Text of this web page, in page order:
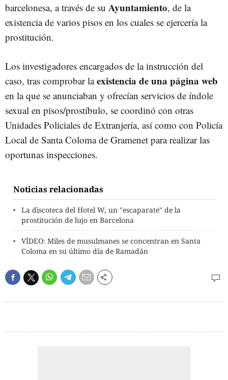
barcelonesa, a través de su Ayuntamiento, de la
existencia de varios pisos en los cuales se ejercería la
prostitución.
Los investigadores encargados de la instrucción del
caso, tras comprobar laexistencia de una página web
en la que se anunciaban y ofrecían servicios de índole
sexual en pisos/prostíbulo, se coordinó con otras
Unidades Policiales de Extranjería, así como con Policía
Local de Santa Coloma de Gramenet para realizar las
oportunas inspecciones.
Noticias relacionadas
La discoteca del Hotel W, un "escaparate" de la
prostitución de lujo en Barcelona
VÍDEO: Miles de musulmanes se concentran en Santa
Coloma en su último día de Ramadán